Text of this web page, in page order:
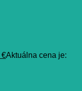
€Aktuálna cena je: